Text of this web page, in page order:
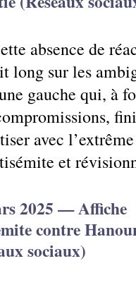
absence de
long sur les
gauche qui, à
avec
et
2025 — Affiche
contre
sociaux)